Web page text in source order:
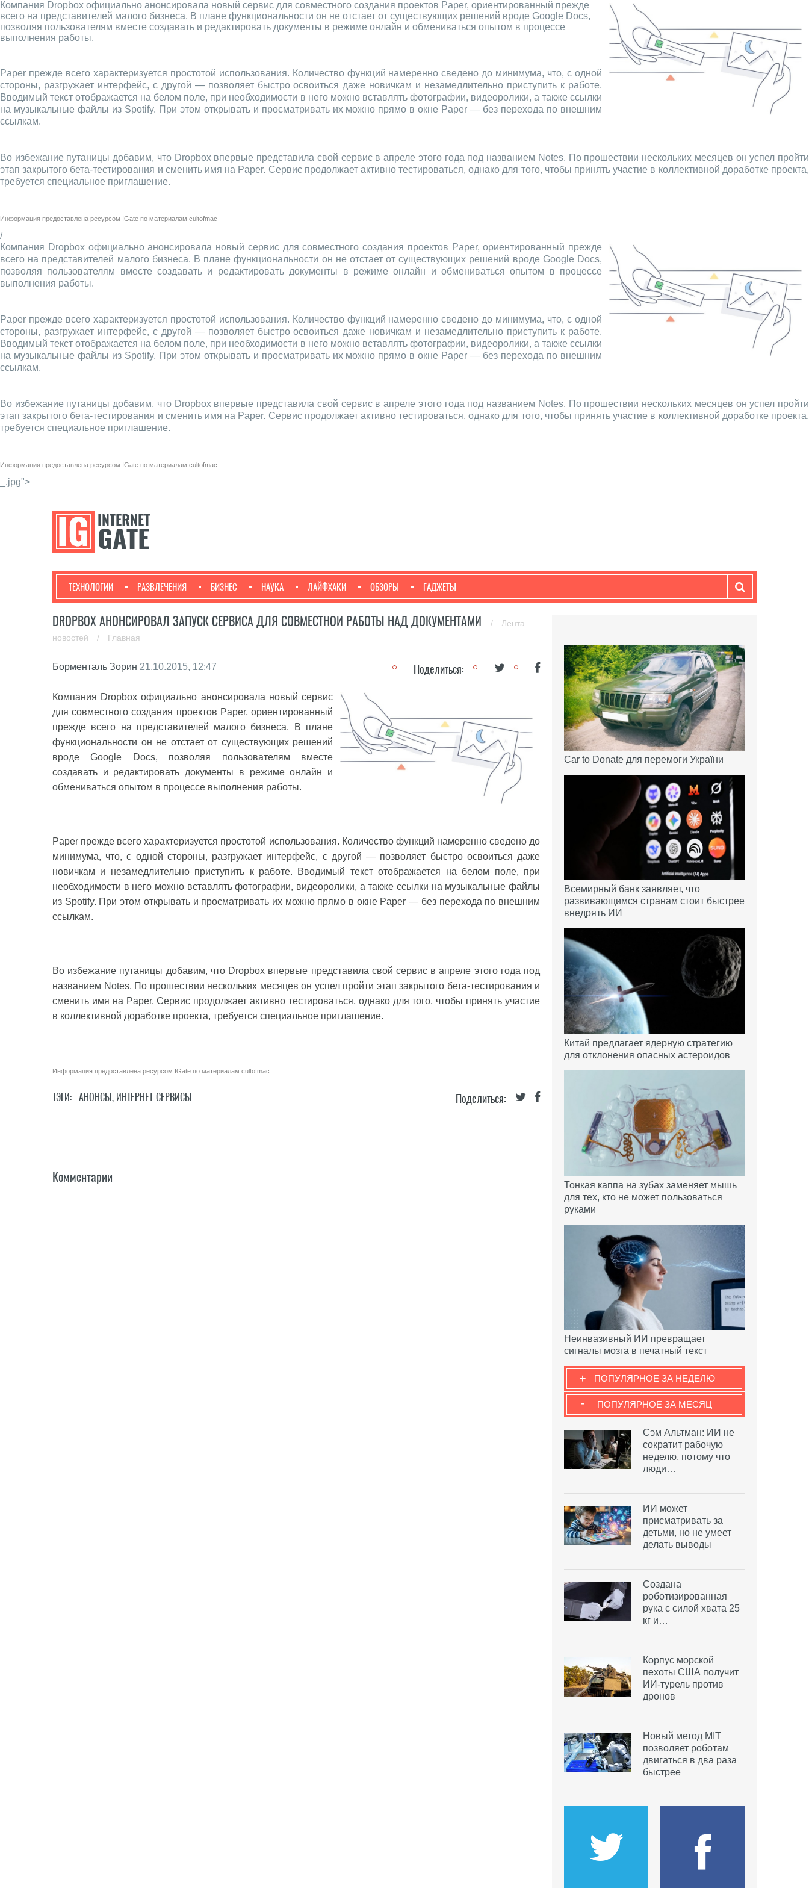
Компания Dropbox официально анонсировала новый сервис для совместного создания проектов Paper, ориентированный прежде
всего на представителей малого бизнеса. В плане функциональности он не отстает от существующих решений вроде Google Docs,
позволяя пользователям вместе создавать и редактировать документы в режиме онлайн и обмениваться опытом в процессе
выполнения работы.
Paper прежде всего характеризуется простотой использования. Количество функций намеренно сведено до минимума, что, с одной
стороны, разгружает интерфейс, с другой — позволяет быстро освоиться даже новичкам и незамедлительно приступить к работе.
Вводимый текст отображается на белом поле, при необходимости в него можно вставлять фотографии, видеоролики, а также ссылки
на музыкальные файлы из Spotify. При этом открывать и просматривать их можно прямо в окне Paper — без перехода по внешним
ссылкам.
Во избежание путаницы добавим, что Dropbox впервые представила свой сервис в апреле этого года под названием Notes. По прошествии нескольких месяцев он успел пройти
этап закрытого бета-тестирования и сменить имя на Paper. Сервис продолжает активно тестироваться, однако для того, чтобы принять участие в коллективной доработке проекта,
требуется специальное приглашение.
Информация предоставлена ресурсом IGate по материалам cultofmac
/
Компания Dropbox официально анонсировала новый сервис для совместного создания проектов Paper, ориентированный прежде
всего на представителей малого бизнеса. В плане функциональности он не отстает от существующих решений вроде Google Docs,
позволяя пользователям вместе создавать и редактировать документы в режиме онлайн и обмениваться опытом в процессе
выполнения работы.
Paper прежде всего характеризуется простотой использования. Количество функций намеренно сведено до минимума, что, с одной
стороны, разгружает интерфейс, с другой — позволяет быстро освоиться даже новичкам и незамедлительно приступить к работе.
Вводимый текст отображается на белом поле, при необходимости в него можно вставлять фотографии, видеоролики, а также ссылки
на музыкальные файлы из Spotify. При этом открывать и просматривать их можно прямо в окне Paper — без перехода по внешним
ссылкам.
Во избежание путаницы добавим, что Dropbox впервые представила свой сервис в апреле этого года под названием Notes. По прошествии нескольких месяцев он успел пройти
этап закрытого бета-тестирования и сменить имя на Paper. Сервис продолжает активно тестироваться, однако для того, чтобы принять участие в коллективной доработке проекта,
требуется специальное приглашение.
Информация предоставлена ресурсом IGate по материалам cultofmac
_.jpg">
ТЕХНОЛОГИИ РАЗВЛЕЧЕНИЯ БИЗНЕС НАУКА ЛАЙФХАКИ ОБЗОРЫ ГАДЖЕТЫ
DROPBOX АНОНСИРОВАЛ ЗАПУСК СЕРВИСА ДЛЯ СОВМЕСТНОЙ РАБОТЫ НАД ДОКУМЕНТАМИ /
Лента
новостей
/ Главная
Борменталь Зорин 21.10.2015, 12:47 Поделиться:
Компания Dropbox официально анонсировала новый сервис
для совместного создания проектов Paper, ориентированный
прежде всего на представителей малого бизнеса. В плане
функциональности он не отстает от существующих решений
вроде Google Docs, позволяя пользователям вместе
создавать и редактировать документы в режиме онлайн и
обмениваться опытом в процессе выполнения работы.
Paper прежде всего характеризуется простотой использования. Количество функций намеренно сведено до
минимума, что, с одной стороны, разгружает интерфейс, с другой — позволяет быстро освоиться даже
новичкам и незамедлительно приступить к работе. Вводимый текст отображается на белом поле, при
необходимости в него можно вставлять фотографии, видеоролики, а также ссылки на музыкальные файлы
из Spotify. При этом открывать и просматривать их можно прямо в окне Paper — без перехода по внешним
ссылкам.
Во избежание путаницы добавим, что Dropbox впервые представила свой сервис в апреле этого года под
названием Notes. По прошествии нескольких месяцев он успел пройти этап закрытого бета-тестирования и
сменить имя на Paper. Сервис продолжает активно тестироваться, однако для того, чтобы принять участие
в коллективной доработке проекта, требуется специальное приглашение.
Информация предоставлена ресурсом IGate по материалам cultofmac
Поделиться:
ТЭГИ: АНОНСЫ, ИНТЕРНЕТ-СЕРВИСЫ
Комментарии
Car to Donate для перемоги України
Всемирный банк заявляет, что
развивающимся странам стоит быстрее
внедрять ИИ
Китай предлагает ядерную стратегию
для отклонения опасных астероидов
Тонкая каппа на зубах заменяет мышь
для тех, кто не может пользоваться
руками
Неинвазивный ИИ превращает
сигналы мозга в печатный текст
ПОПУЛЯРНОЕ ЗА НЕДЕЛЮ
+
ПОПУЛЯРНОЕ ЗА МЕСЯЦ
-
Сэм Альтман: ИИ не
сократит рабочую
неделю, потому что
люди…
ИИ может
присматривать за
детьми, но не умеет
делать выводы
Создана
роботизированная
рука с силой хвата 25
кг и…
Корпус морской
пехоты США получит
ИИ-турель против
дронов
Новый метод MIT
позволяет роботам
двигаться в два раза
быстрее